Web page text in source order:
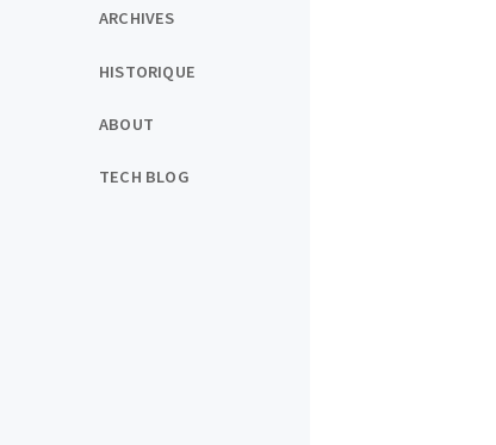
ARCHIVES
HISTORIQUE
ABOUT
TECH BLOG